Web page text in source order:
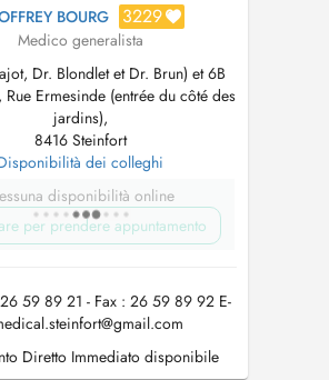
BOURG 3229
Medico generalista
Dr. Blondlet et Dr. Brun) et 6B
Rue Ermesinde (entrée du côté des
jardins),
8416 Steinfort
dei colleghi
disponibilità online
per prendere appuntamento
59 89 21 - Fax : 26 59 89 92 E-
Diretto Immediato disponibile